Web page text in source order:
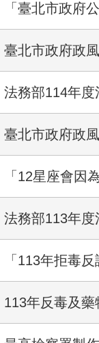
「臺北市政府
臺北市政府政
法務部114年
臺北市政府政
「12星座會因
法務部113年
「113年拒毒反
113年反毒及